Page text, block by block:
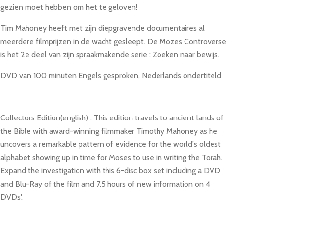
gezien moet hebben om het te geloven!
Tim Mahoney heeft met zijn diepgravende documentaires al
meerdere filmprijzen in de wacht gesleept. De Mozes Controverse
is het 2e deel van zijn spraakmakende serie : Zoeken naar bewijs.
DVD van 100 minuten Engels gesproken, Nederlands ondertiteld
Collectors Edition(english) : This edition travels to ancient lands of
the Bible with award-winning filmmaker Timothy Mahoney as he
uncovers a remarkable pattern of evidence for the world's oldest
alphabet showing up in time for Moses to use in writing the Torah.
Expand the investigation with this 6-disc box set including a DVD
and Blu-Ray of the film and 7,5 hours of new information on 4
DVDs'.